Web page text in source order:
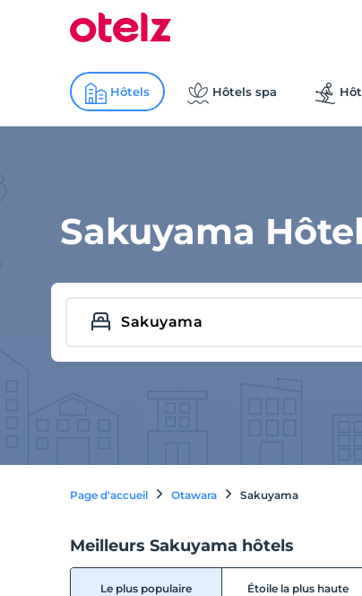
Hôtels Hôtels spa
Sakuyama
Page d'accueil Otawara Sakuyama
Meilleurs Sakuyama hôtels
Le plus populaire Étoile la plus haute